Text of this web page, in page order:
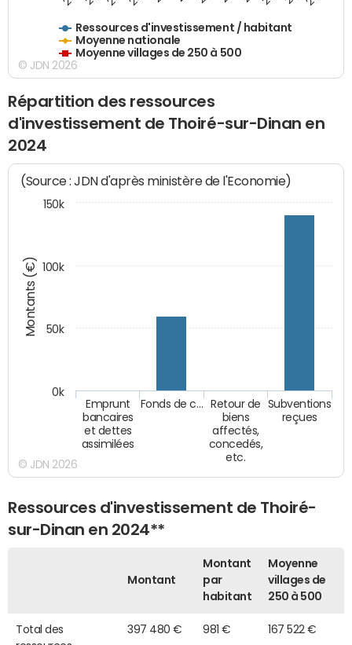
Ressources d'investissement / habitant
Moyenne nationale
Moyenne villages de 250 à 500
© JDN 2026
Répartition des ressources
d'investissement de Thoiré-sur-Dinan en
2024
Montants (€)
(Source : JDN d'après ministère de l'Economie)
Emprunt
bancaires
et dettes
assimilées
Fonds de c…
Retour de
biens
affectés,
concedés,
etc.
Subventions
reçues
0k
50k
100k
150k
© JDN 2026
Ressources d'investissement de Thoiré-
sur-Dinan en 2024**
Montant
Montant
par
habitant
Moyenne
villages de
250 à 500
Total des
397 480 € 981 € 167 522 €